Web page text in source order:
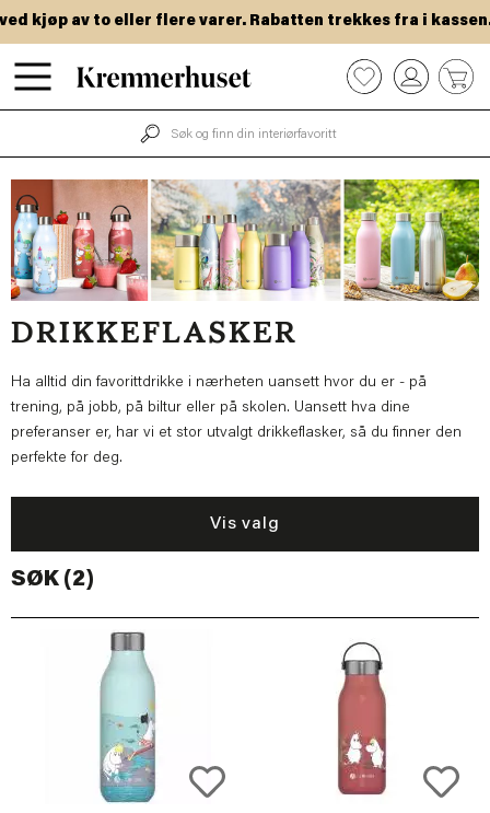
Hopp
til
hovedinnhold
kjøp av to eller flere varer. Rabatten trekkes fra i kassen.
0
DRIKKEFLASKER
Ha alltid din favorittdrikke i nærheten uansett hvor du er - på
trening, på jobb, på biltur eller på skolen. Uansett hva dine
preferanser er, har vi et stor utvalgt drikkeflasker, så du finner den
perfekte for deg.
Vis valg
SØK (2)